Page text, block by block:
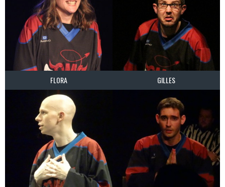
FLORA GILLES